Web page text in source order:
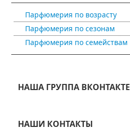
Парфюмерия по возрасту
Парфюмерия по сезонам
Парфюмерия по семействам
НАША ГРУППА ВКОНТАКТЕ
НАШИ КОНТАКТЫ